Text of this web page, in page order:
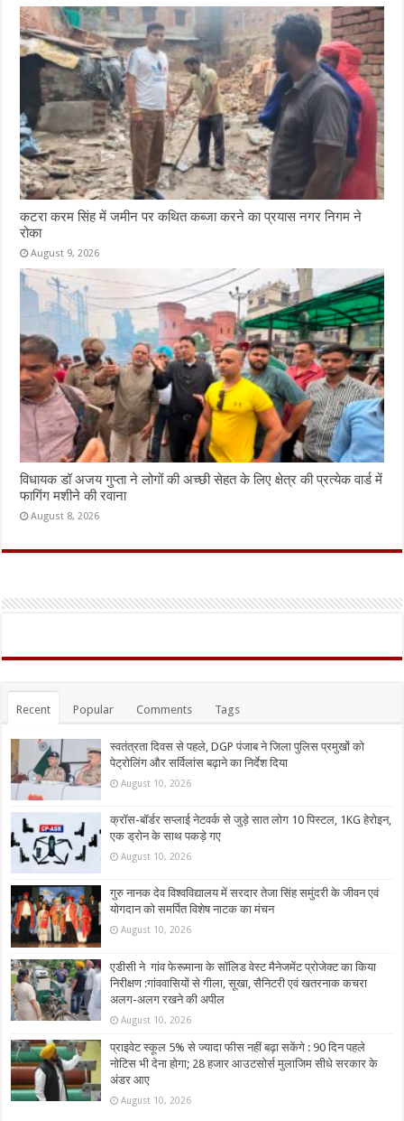
कटरा करम सिंह में जमीन पर कथित कब्जा करने का प्रयास नगर निगम ने
रोका
August 9, 2026
विधायक डॉ अजय गुप्ता ने लोगों की अच्छी सेहत के लिए क्षेत्र की प्रत्येक वार्ड में
फागिंग मशीने की रवाना
August 8, 2026
Recent Popular Comments Tags
स्वतंत्रता दिवस से पहले, DGP पंजाब ने जिला पुलिस प्रमुखों को
पेट्रोलिंग और सर्विलांस बढ़ाने का निर्देश दिया
August 10, 2026
क्रॉस-बॉर्डर सप्लाई नेटवर्क से जुड़े सात लोग 10 पिस्टल, 1KG हेरोइन,
एक ड्रोन के साथ पकड़े गए
August 10, 2026
गुरु नानक देव विश्वविद्यालय में सरदार तेजा सिंह समुंदरी के जीवन एवं
योगदान को समर्पित विशेष नाटक का मंचन
August 10, 2026
एडीसी ने गांव फेरूमाना के सॉलिड वेस्ट मैनेजमेंट प्रोजेक्ट का किया
निरीक्षण :गांववासियों से गीला, सूखा, सैनिटरी एवं खतरनाक कचरा
अलग-अलग रखने की अपील
August 10, 2026
प्राइवेट स्कूल 5% से ज्यादा फीस नहीं बढ़ा सकेंगे : 90 दिन पहले
नोटिस भी देना होगा; 28 हजार आउटसोर्स मुलाजिम सीधे सरकार के
अंडर आए
August 10, 2026